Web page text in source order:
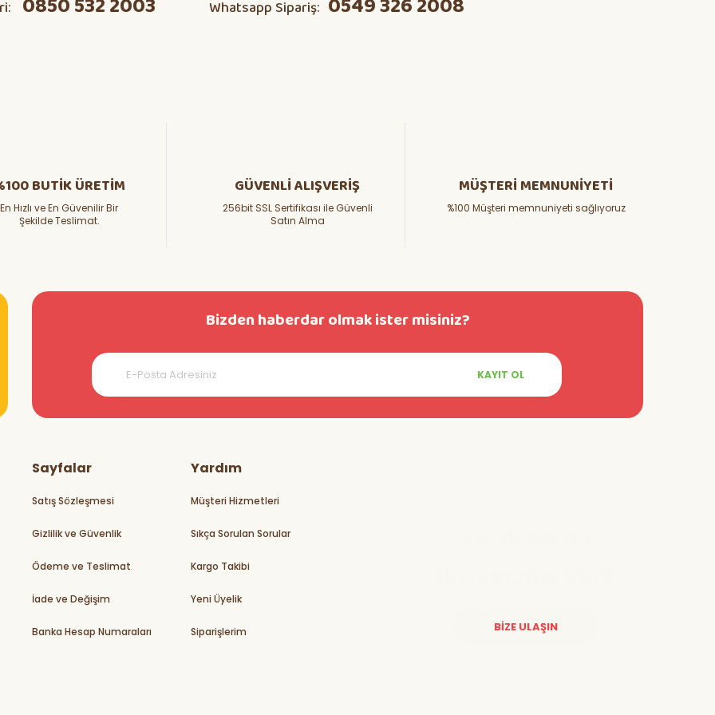
Yorum Yaz
Diğer yorumları göster
Whatsapp Sipariş:
BUTİK ÜRETİM
En Hızlı ve En Güvenilir Bir
Şekilde Teslimat.
GÜVENLİ ALIŞVERİŞ
256bit SSL Sertifikası ile Güvenli
Satın Alma
MÜŞTERİ MEMNUNİYETİ
%100 Müşteri memnuniyeti sağlıyoruz
Bizden haberdar olmak ister misiniz?
KAYIT OL
Sayfalar
Satış Sözleşmesi
Gizlilik ve Güvenlik
Ödeme ve Teslimat
İade ve Değişim
Banka Hesap Numaraları
Yardım
Müşteri Hizmetleri
Sıkça Sorulan Sorular
Kargo Takibi
Yeni Üyelik
Siparişlerim BİZE ULAŞIN